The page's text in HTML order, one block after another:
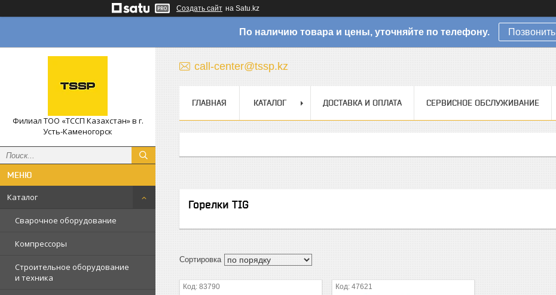
Создать сайт на Satu.kz
По наличию товара и цены, уточняйте по телефону. Позвонить
Филиал ТОО «ТССП Казахстан» в г.
Усть-Каменогорск
Каталог
Сварочное оборудование
Компрессоры
Строительное оборудование
и техника
call-center@tssp.kz
ГЛАВНАЯ КАТАЛОГ ДОСТАВКА И ОПЛАТА СЕРВИСНОЕ ОБСЛУЖИВАНИЕ
Горелки TIG
83790 47621